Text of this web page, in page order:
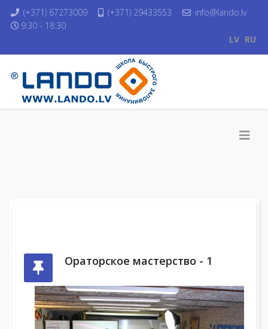
(+371) 67273009 (+371) 29433553
info@lando.lv
9:30 - 18:30
LV RU
Ораторское мастерство - 1